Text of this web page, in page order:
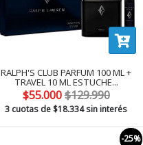
RALPH'S CLUB PARFUM 100 ML +
TRAVEL 10 ML ESTUCHE...
$55.000$129.990
3 cuotas de$18.334sin interés
-25%